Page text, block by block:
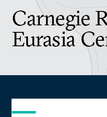
Carnegie
Eurasia